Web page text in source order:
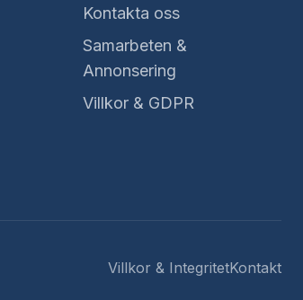
Kontakta oss
Samarbeten &
Annonsering
Villkor & GDPR
Villkor & IntegritetKontakt